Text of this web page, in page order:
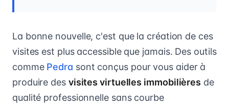
La bonne nouvelle, c'est que la création de ces
visites est plus accessible que jamais. Des outils
comme Pedra sont conçus pour vous aider à
produire des visites virtuelles immobilières de
qualité professionnelle sans courbe